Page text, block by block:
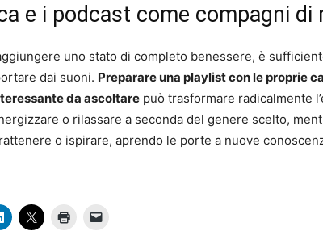
e i podcast come compagni di
uno stato di completo benessere, è
dai suoni. Preparare una playlist con le proprie
da ascoltare può trasformare radicalmente
o rilassare a seconda del genere scelto,
o ispirare, aprendo le porte a nuove